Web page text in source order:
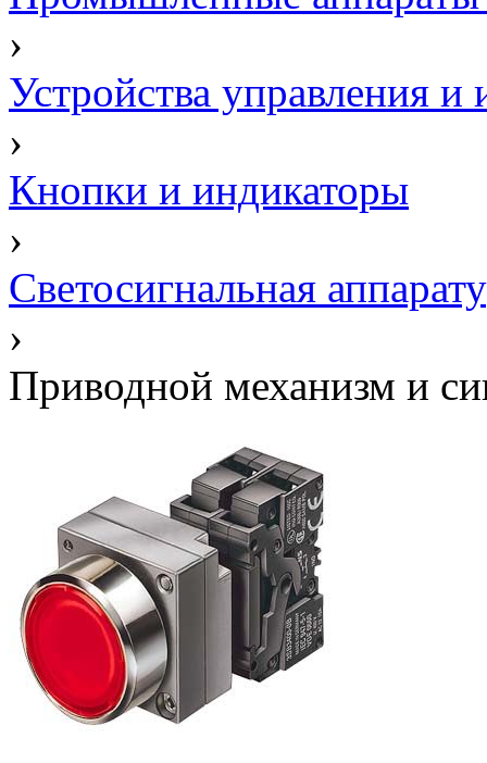
›
Устройства управления и
›
Кнопки и индикаторы
›
Светосигнальная
›
Приводной механизм и